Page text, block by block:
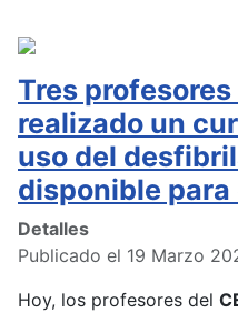
Tres profesores
realizado un
uso del
disponible para
Detalles
Publicado el 19 Marzo
Hoy, los profesores del